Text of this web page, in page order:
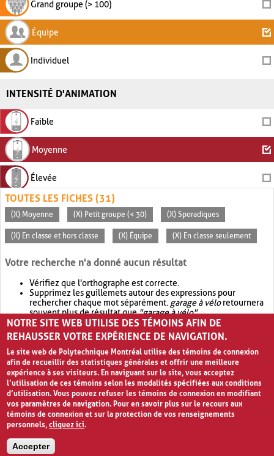
Grand groupe (> 100)
Équipe
Individuel
INTENSITÉ D'ANIMATION
Faible
Moyenne
Élevée
TOUTES LES FICHES (31)
(X) Moyenne (X) Petit groupe (< 30) (X) Sporadiques
(X) En classe et hors classe (X) Équipe (X) En classe seulement
Votre recherche n'a donné aucun résultat
Vérifiez que l'orthographe est correcte.
Supprimez les guillemets autour des expressions pour
rechercher chaque mot séparément. garage à véloretournera
souvent plus de résultat que"garage à vélo".
Envisagez d'élargir votre recherche avec OR.garage OR vélo
retournera souvent plus de résultat quegarage à vélo
NOTRE SITE WEB UTILISE DES TÉMOINS AFIN DE
REHAUSSER VOTRE EXPÉRIENCE DE NAVIGATION.
Le site web de Polytechnique Montréal utilise des témoins de connexion
afin de recueillir des statistiques générales et offrir une meilleure
expérience à ses visiteurs. En naviguant sur le site, vous acceptez
l’utilisation de ces témoins selon les modalités spécifiées aux conditions
d’utilisation. Vous pouvez refuser les témoins de connexion en modifiant
vos paramètres de navigation. Pour en savoir plus sur le recours aux
témoins de connexion et sur la protection de vos renseignements
personnels,cliquez ici.
Accepter